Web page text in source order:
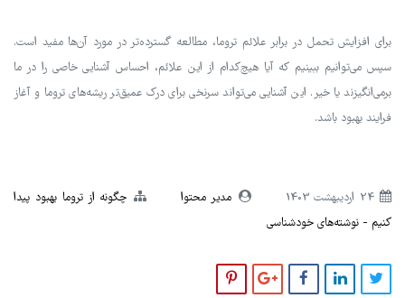
برای افزایش تحمل در برابر علائم تروما، مطالعه گسترده‌تر در مورد آن‌ها مفید است.
سپس می‌توانیم ببینیم که آیا هیچ‌کدام از این علائم، احساس آشنایی خاصی را در ما
برمی‌انگیزند یا خیر. این آشنایی می‌تواند سرنخی برای درک عمیق‌تر ریشه‌های تروما و آغاز
فرایند بهبود باشد.
24 ارديبهشت 1403 مدیر محتوا
چگونه از تروما بهبود پیدا
کنیم
نوشته‌های خودشناسی